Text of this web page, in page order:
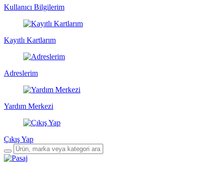
Kullanıcı Bilgilerim
Kayıtlı Kartlarım
Adreslerim
Yardım Merkezi
Çıkış Yap